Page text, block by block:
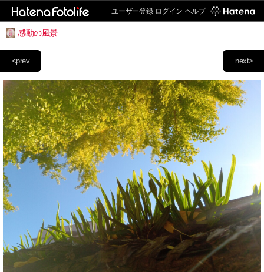
ユーザー登録 ログイン ヘルプ
感動の風景
next>
<prev